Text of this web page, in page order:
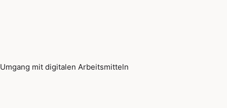
Umgang mit digitalen Arbeitsmitteln